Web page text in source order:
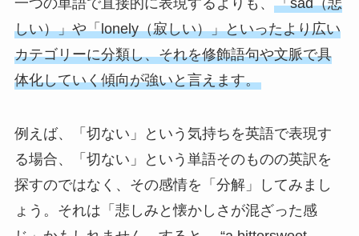
しい）」や「lonely（寂しい）」といったより広い
カテゴリーに分類し、それを修飾語句や文脈で具
体化していく傾向が強いと言えます。
例えば、「切ない」という気持ちを英語で表現す
る場合、「切ない」という単語そのものの英訳を
探すのではなく、その感情を「分解」してみまし
ょう。それは「悲しみと懐かしさが混ざった感